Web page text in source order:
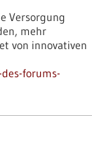
Versorgung
mehr
von innovativen
forums-